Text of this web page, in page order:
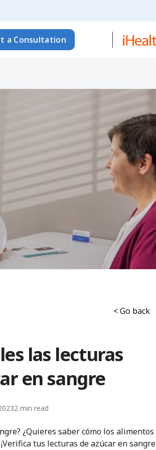
a Consultation
< Go back
las lecturas
en sangre
2
¿Quieres saber cómo los alimentos
tus lecturas de azúcar en sangre